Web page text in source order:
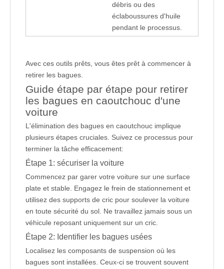
débris ou des
éclaboussures d'huile
pendant le processus.
Avec ces outils prêts, vous êtes prêt à commencer à
retirer les bagues.
Guide étape par étape pour retirer
les bagues en caoutchouc d'une
voiture
L'élimination des bagues en caoutchouc implique
plusieurs étapes cruciales. Suivez ce processus pour
terminer la tâche efficacement:
Étape 1: sécuriser la voiture
Commencez par garer votre voiture sur une surface
plate et stable. Engagez le frein de stationnement et
utilisez des supports de cric pour soulever la voiture
en toute sécurité du sol. Ne travaillez jamais sous un
véhicule reposant uniquement sur un cric.
Étape 2: Identifier les bagues usées
Localisez les composants de suspension où les
bagues sont installées. Ceux-ci se trouvent souvent